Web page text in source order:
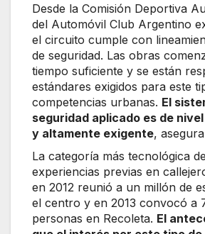
Desde la Comisión Deportiva
del Automóvil Club Argentino
el circuito cumple con
de seguridad. Las obras
tiempo suficiente y se están
estándares exigidos para este
competencias urbanas. El
seguridad aplicado es de
y altamente exigente,
La categoría más tecnológica
experiencias previas en
en 2012 reunió a un millón de
el centro y en 2013 convocó a
personas en Recoleta. El